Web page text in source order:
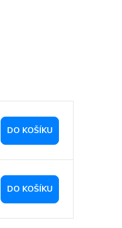
DO KOŠÍKU
DO KOŠÍKU